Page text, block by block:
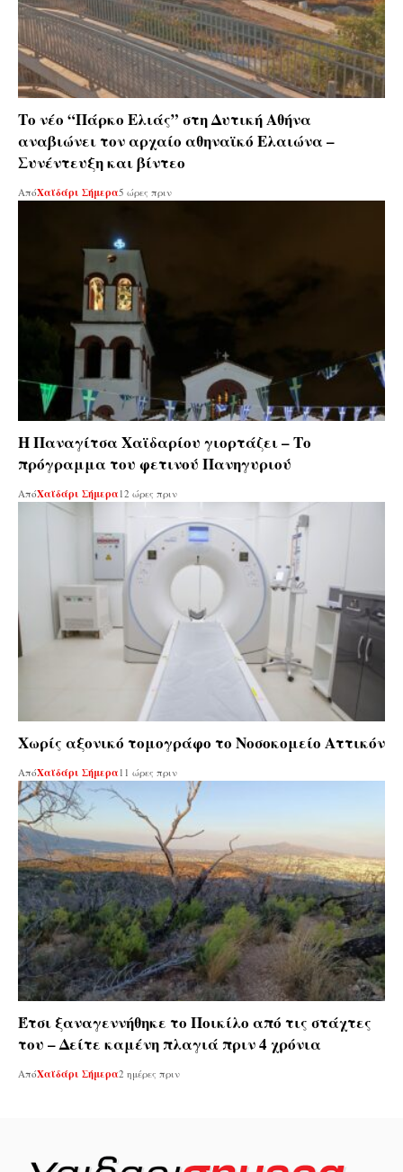
Το νέο “Πάρκο Ελιάς” στη Δυτική Αθήνα
αναβιώνει τον αρχαίο αθηναϊκό Ελαιώνα –
Συνέντευξη και βίντεο
ΑπόΧαϊδάρι Σήμερα5 ώρες πριν
Η Παναγίτσα Χαϊδαρίου γιορτάζει – Το
πρόγραμμα του φετινού Πανηγυριού
ΑπόΧαϊδάρι Σήμερα 12 ώρες πριν
Χωρίς αξονικό τομογράφο το Νοσοκομείο Αττικόν
ΑπόΧαϊδάρι Σήμερα11 ώρες πριν
Έτσι ξαναγεννήθηκε το Ποικίλο από τις στάχτες
του – Δείτε καμένη πλαγιά πριν 4 χρόνια
ΑπόΧαϊδάρι Σήμερα2 ημέρες πριν